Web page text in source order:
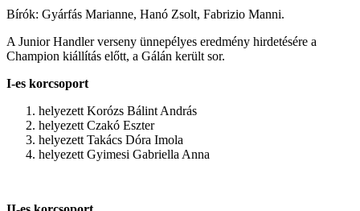
Bírók: Gyárfás Marianne, Hanó Zsolt, Fabrizio Manni.
A Junior Handler verseny ünnepélyes eredmény hirdetésére a
Champion kiállítás előtt, a Gálán került sor.
I-es korcsoport
helyezett Korózs Bálint András
helyezett Czakó Eszter
helyezett Takács Dóra Imola
helyezett Gyimesi Gabriella Anna